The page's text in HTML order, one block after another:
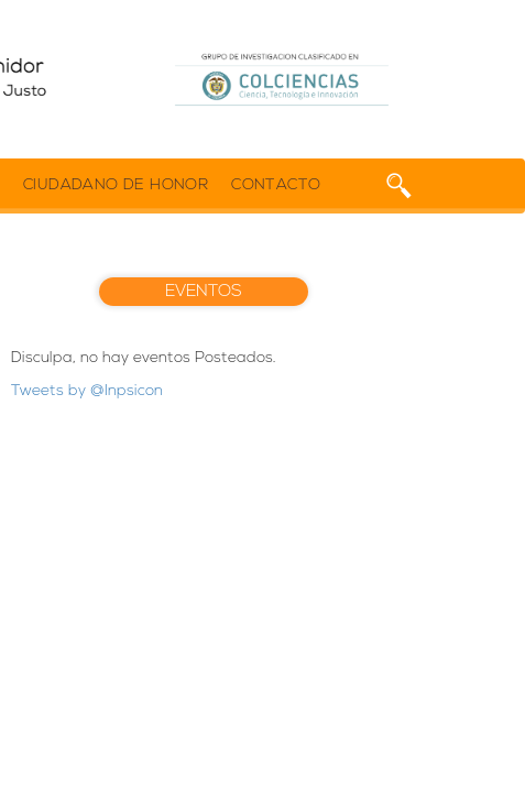
CIUDADANO DE HONOR CONTACTO
EVENTOS
Disculpa, no hay eventos Posteados.
Tweets by @Inpsicon